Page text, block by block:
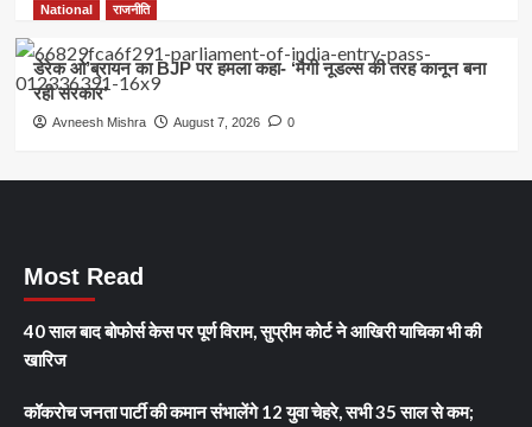
National
राजनीति
डेरेक ओ’ब्रायन का BJP पर हमला कहा- ‘मैगी नूडल्स की तरह कानून बना
रही सरकार’
Avneesh Mishra August 7, 2026 0
Most Read
40 साल बाद बोफोर्स केस पर पूर्ण विराम, सुप्रीम कोर्ट ने आखिरी याचिका भी की
खारिज
कॉकरोच जनता पार्टी की कमान संभालेंगे 12 युवा चेहरे, सभी 35 साल से कम;